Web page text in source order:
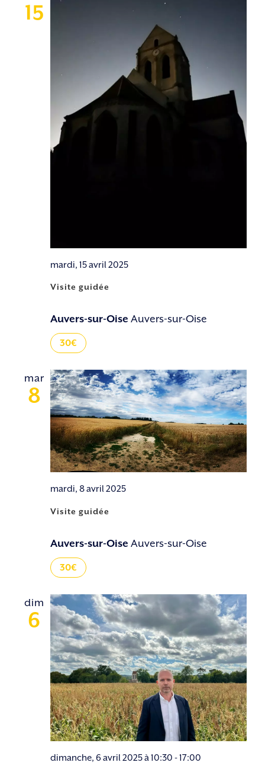
15
Visite guidée
mardi, 15 avril 2025
Auvers-sur-OiseAuvers-sur-Oise
30€
mar
8
Visite guidée
mardi, 8 avril 2025
Auvers-sur-OiseAuvers-sur-Oise
30€
dim
6
dimanche, 6 avril 2025 à 10:30 -17:00